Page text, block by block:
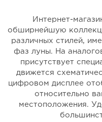
Интернет-
обширнейшую
различных стилей,
фаз луны. На
присутствует
движется
цифровом дисплее
относительно
местоположения.